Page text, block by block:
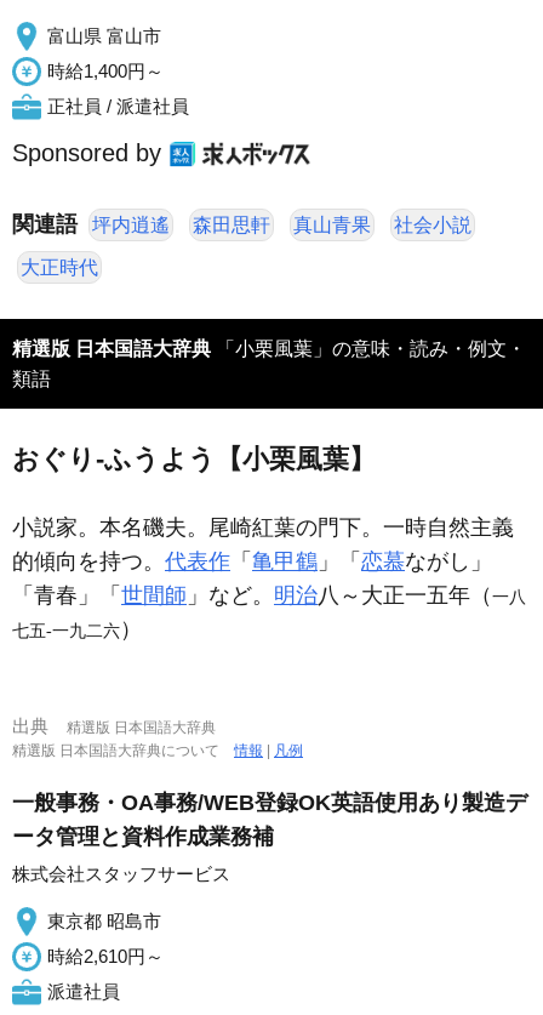
富山県 富山市
時給1,400円～
正社員 / 派遣社員
Sponsored by
関連語 坪内逍遙 森田思軒 真山青果 社会小説
大正時代
精選版 日本国語大辞典
類語
おぐり‐ふうよう【小栗風葉】
小説家。本名磯夫。尾崎紅葉の門下。一時自然主義
的傾向を持つ。 代表作 「 亀甲鶴 」「 恋慕ながし」
「青春」「 世間師 」など。 明治八～大正一五年（一八
七五‐一九二六）
出典
精選版 日本国語大辞典
精選版 日本国語大辞典について情報 凡例
一般事務・OA事務/WEB登録OK英語使用あり製造デ
ータ管理と資料作成業務補
株式会社スタッフサービス
東京都 昭島市
時給2,610円～
派遣社員